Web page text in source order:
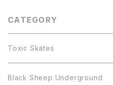
CATEGORY
Toxic Skates
Black Sheep Underground